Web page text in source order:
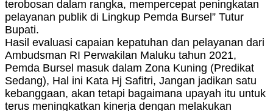
terobosan dalam rangka, mempercepat peningkatan
pelayanan publik di Lingkup Pemda Bursel” Tutur
Bupati.
Hasil evaluasi capaian kepatuhan dan pelayanan dari
Ambudsman RI Perwakilan Maluku tahun 2021,
Pemda Bursel masuk dalam Zona Kuning (Predikat
Sedang), Hal ini Kata Hj Safitri, Jangan jadikan satu
kebanggaan, akan tetapi bagaimana upayah itu untuk
terus meningkatkan kinerja dengan melakukan